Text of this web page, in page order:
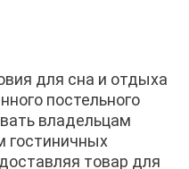
для сна и отдыха
постельного
владельцам
гостиничных
товар для